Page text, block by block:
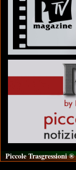
Piccole Trasgressioni ®